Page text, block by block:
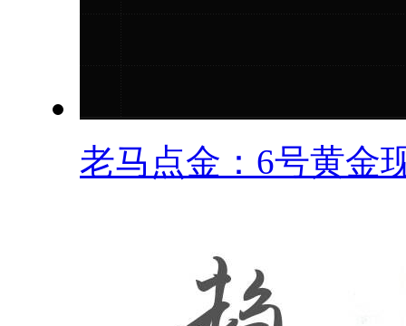
老马点金：6号黄金